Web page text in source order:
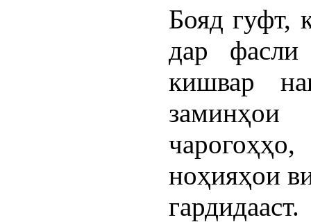
Бояд гуфт,
дар фасли
кишвар
заминҳои
ноҳияҳои
гардидааст.